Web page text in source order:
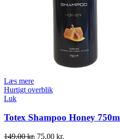
Læs mere
Hurtigt overblik
Luk
Totex Shampoo Honey
149,00kr. Original
75,00 kr.